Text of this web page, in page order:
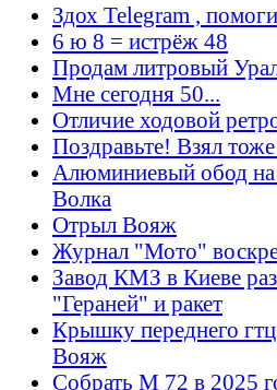
Здох Telegram ,
6 ю 8 = истрёж 48
Продам литровый
Мне сегодня 50...
Отличие ходовой
Поздравьте! Взял
Алюминиевый обод на
Волка
Отрыл Вояж
Журнал "Мото"
Завод КМЗ в Киеве
"Гераней" и ракет
Крышку переднего
Вояж
Собрать М 72 в 2025